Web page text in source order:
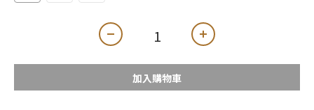
加入購物車